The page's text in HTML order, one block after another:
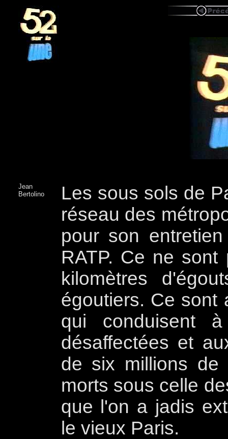
Jean
Bertolino
Les sous sols de
réseau des
pour son
RATP. Ce ne
kilomètres
égoutiers. Ce sont
qui conduisent
désaffectées et
de six millions de
morts sous celle
que l'on a jadis
le vieux Paris.